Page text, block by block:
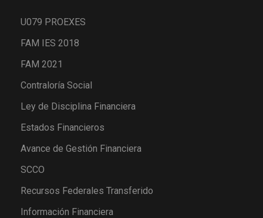
U079 PROEXES
FAM IES 2018
FAM 2021
Contraloría Social
Ley de Disciplina Financiera
Estados Financieros
Avance de Gestión Financiera
SCCO
Recursos Federales Transferido
Información Financiera